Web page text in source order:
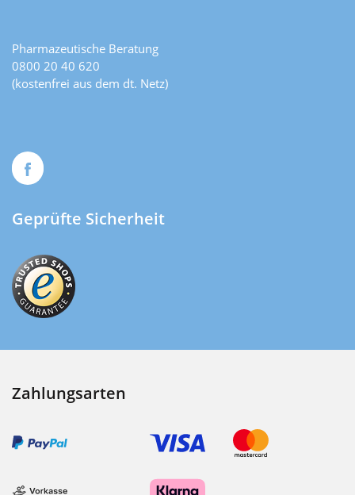
Pharmazeutische Beratung
0800 20 40 620
(kostenfrei aus dem dt. Netz)
Geprüfte Sicherheit
Zahlungsarten